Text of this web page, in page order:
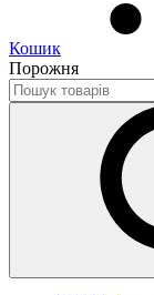
Кошик
Порожня